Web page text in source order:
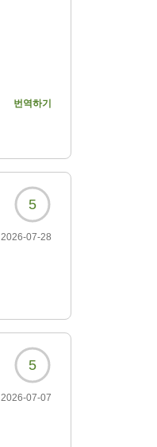
번역하기
5
2026-07-28
5
2026-07-07